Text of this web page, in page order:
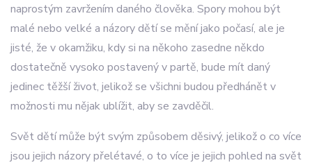
naprostým zavržením daného člověka. Spory mohou být
malé nebo velké a názory dětí se mění jako počasí, ale je
jisté, že v okamžiku, kdy si na někoho zasedne někdo
dostatečně vysoko postavený v partě, bude mít daný
jedinec těžší život, jelikož se všichni budou předhánět v
možnosti mu nějak ublížit, aby se zavděčil.
Svět dětí může být svým způsobem děsivý, jelikož o co více
jsou jejich názory přelétavé, o to více je jejich pohled na svět